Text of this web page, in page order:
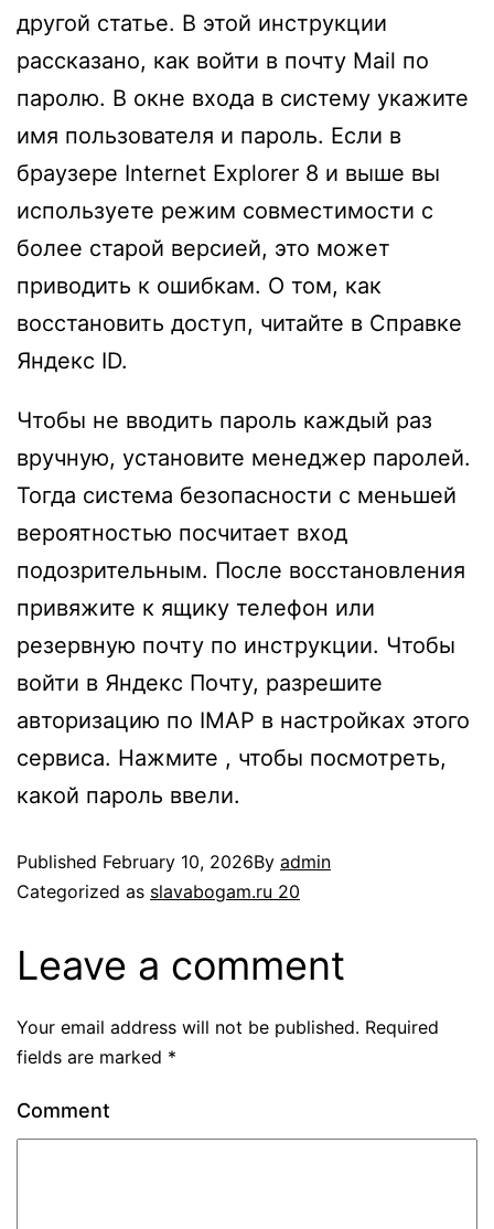
другой статье. В этой инструкции
рассказано, как войти в почту Mail по
паролю. В окне входа в систему укажите
имя пользователя и пароль. Если в
браузере Internet Explorer 8 и выше вы
используете режим совместимости с
более старой версией, это может
приводить к ошибкам. О том, как
восстановить доступ, читайте в Справке
Яндекс ID.
Чтобы не вводить пароль каждый раз
вручную, установите менеджер паролей.
Тогда система безопасности с меньшей
вероятностью посчитает вход
подозрительным. После восстановления
привяжите к ящику телефон или
резервную почту по инструкции. Чтобы
войти в Яндекс Почту, разрешите
авторизацию по IMAP в настройках этого
сервиса. Нажмите , чтобы посмотреть,
какой пароль ввели.
Published February 10, 2026By admin
Categorized as slavabogam.ru 20
Leave a comment
Your email address will not be published. Required
fields are marked *
Comment